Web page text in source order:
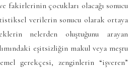
fakirlerinin çocukları olacağı sonucu
verilerin sonucu olarak ortaya
nelerden oluştuğunu arayan
eşitsizliğin makul veya meşru
gerekçesi, zenginlerin “işveren”